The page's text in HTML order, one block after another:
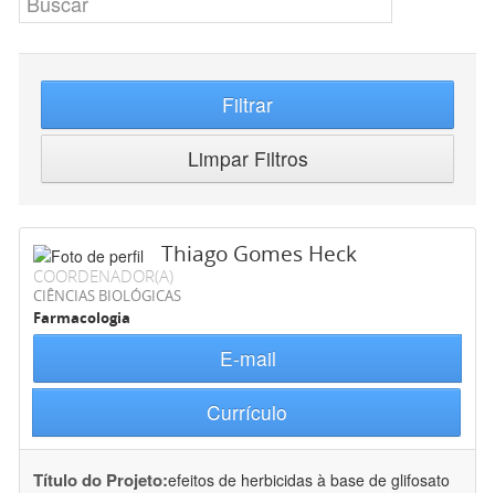
Filtrar
Limpar Filtros
Thiago Gomes Heck
COORDENADOR(A)
CIÊNCIAS BIOLÓGICAS
Farmacologia
E-mail
Currículo
Título do Projeto:efeitos de herbicidas à base de glifosato